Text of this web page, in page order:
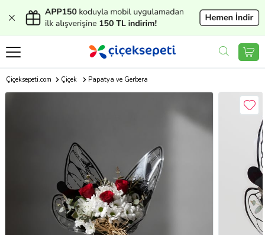
Çiçeksepeti.com Çiçek Papatya ve Gerbera